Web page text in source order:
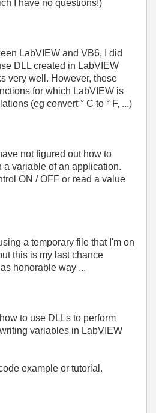
I have no questions!)
LabVIEW and VB6, I did
DLL created in LabVIEW
very well. However, these
for which LabVIEW is
(eg convert ° C to ° F, ...)
not figured out how to
a variable of an application.
ON / OFF or read a value
a temporary file that I'm on
this is my last chance
honorable way ...
to use DLLs to perform
variables in LabVIEW
example or tutorial.